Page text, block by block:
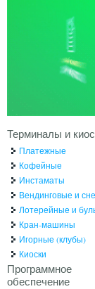
Терминалы и
Платежные
Кофейные
Инстаматы
Вендинговые и
Лотерейные и
Кран-машины
Игорные (клубы)
Киоски
Программное
обеспечение